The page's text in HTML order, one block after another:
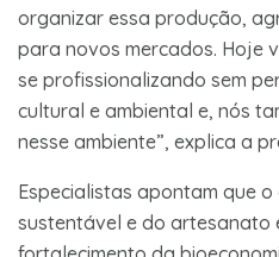
organizar essa produção,
para novos mercados. Hoje
se profissionalizando sem
cultural e ambiental e, nós
nesse ambiente”, explica a
Especialistas apontam que
sustentável e do artesanato